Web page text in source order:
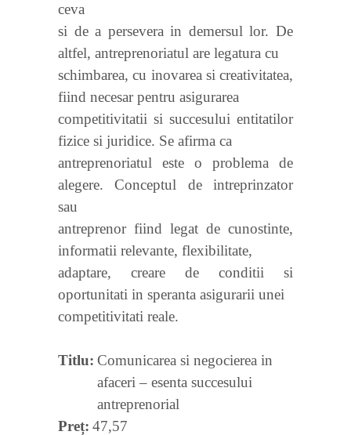
ceva
si de a persevera in demersul lor. De
altfel, antreprenoriatul are legatura cu
schimbarea, cu inovarea si creativitatea,
fiind necesar pentru asigurarea
competitivitatii si succesului entitatilor
fizice si juridice. Se afirma ca
antreprenoriatul este o problema de
alegere. Conceptul de intreprinzator
sau
antreprenor fiind legat de cunostinte,
informatii relevante, flexibilitate,
adaptare, creare de conditii si
oportunitati in speranta asigurarii unei
competitivitati reale.
Titlu Comunicarea si negocierea in
afaceri – esenta succesului
antreprenorial
Preț 47,57